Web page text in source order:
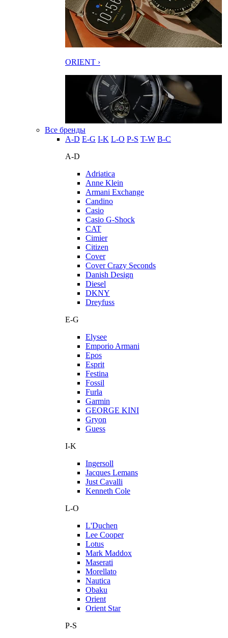
ORIENT ›
Все бренды
A-D E-G I-K L-O P-S T-W В-С
A-D
Adriatica
Anne Klein
Armani Exchange
Candino
Casio
Casio G-Shock
CAT
Cimier
Citizen
Cover
Cover Crazy Seconds
Danish Design
Diesel
DKNY
Dreyfuss
E-G
Elysee
Emporio Armani
Epos
Esprit
Festina
Fossil
Furla
Garmin
GEORGE KINI
Gryon
Guess
I-K
Ingersoll
Jacques Lemans
Just Cavalli
Kenneth Cole
L-O
L'Duchen
Lee Cooper
Lotus
Mark Maddox
Maserati
Morellato
Nautica
Obaku
Orient
Orient Star
P-S